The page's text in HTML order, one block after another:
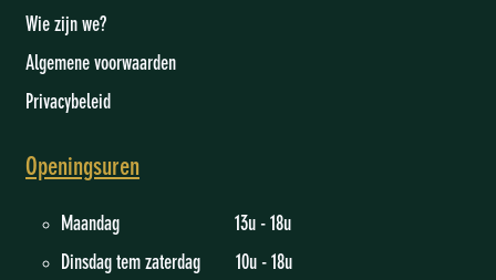
Wie zijn we?
Algemene voorwaarden
Privacybeleid
Openingsuren
Maandag 13u - 18u
Dinsdag tem zaterdag 10u - 18u